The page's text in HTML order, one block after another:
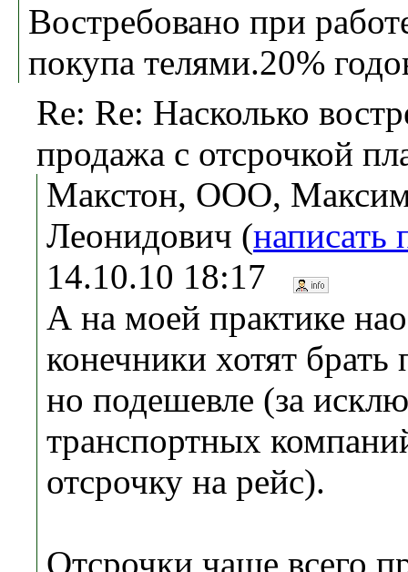
Востребовано при
покупа телями.20%
Re: Re: Насколько
продажа с отсрочкой
Макстон, ООО,
Леонидович (написать
14.10.10 18:17
А на моей практике
конечники хотят брать
но подешевле (за
транспортных
отсрочку на рейс).
Отсрочки чаще всего